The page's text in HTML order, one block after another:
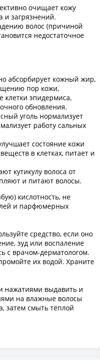
очищает кожу
и загрязнений.
волос (причиной
недостаточное
абсорбирует кожный жир,
пор кожи,
эпидермиса,
обновления.
уголь нормализует
работу сальных
состояние кожи
в клетках, питает и
кутикулу волоса от
и питают волосы.
кислотность, не
и парфюмерных
средство, если оно
зуд или воспаление
с врачом-дерматологом.
их водой. Храните
нажатиями выдавить и
на влажные волосы
затем смыть тёплой